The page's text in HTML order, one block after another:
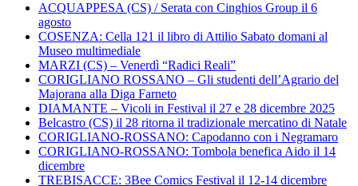
ACQUAPPESA (CS) / Serata con Cinghios Group il 6
agosto
COSENZA: Cella 121 il libro di Attilio Sabato domani al
Museo multimediale
MARZI (CS) – Venerdì “Radici Reali”
CORIGLIANO ROSSANO – Gli studenti dell’Agrario del
Majorana alla Diga Farneto
DIAMANTE – Vicoli in Festival il 27 e 28 dicembre 2025
Belcastro (CS) il 28 ritorna il tradizionale mercatino di Natale
CORIGLIANO-ROSSANO: Capodanno con i Negramaro
CORIGLIANO-ROSSANO: Tombola benefica Aido il 14
dicembre
TREBISACCE: 3Bee Comics Festival il 12-14 dicembre